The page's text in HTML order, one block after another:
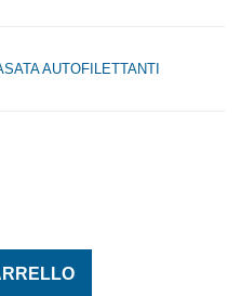
AUTOFILETTANTI
era:
attuale è: